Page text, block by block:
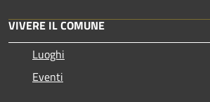
VIVERE IL COMUNE
Luoghi
Eventi